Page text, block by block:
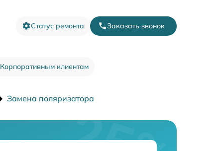
Статус ремонта Заказать звонок
Корпоративным клиентам
Замена поляризатора